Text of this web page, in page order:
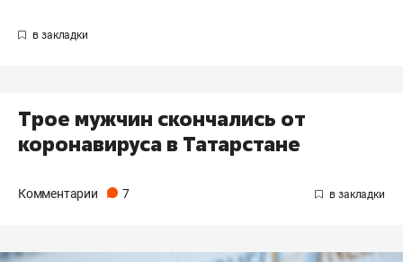
Трое мужчин скончались от
коронавируса в Татарстане
Комментарии 7